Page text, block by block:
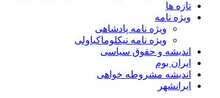
تازه ها
ویژه نامه
ویژه نامه پادشاهی
ویژه نامه نیکلوماکیاولی
اندیشه و حقوق سیاسی
ایران بوم
اندیشه مشروطه خواهی
ایرانشهر